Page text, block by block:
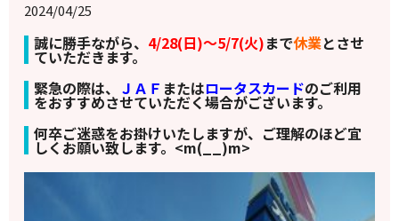
2024/04/25
誠に勝手ながら、 4/28(日)～5/7(火)まで休業とさせ
ていただきます。
緊急の際は、 ＪＡＦ またはロータスカードのご利用
をおすすめさせていただく場合がございます。
何卒ご迷惑をお掛けいたしますが、ご理解のほど宜
しくお願い致します。<m(__)m>